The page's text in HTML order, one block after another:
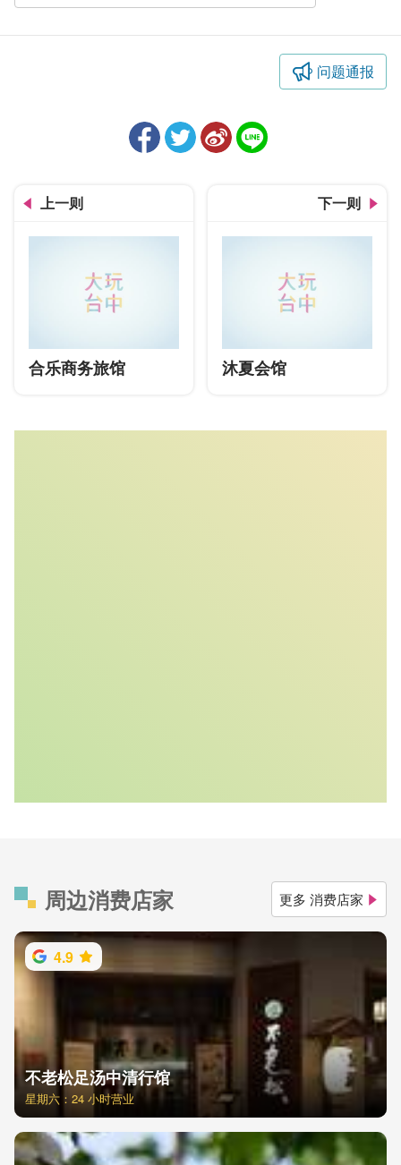
问题通报
上一则
合乐商务旅馆
下一则
沐夏会馆
周边消费店家 更多 消费店家
4.9
不老松足汤中清行馆
星期六：24 小时营业